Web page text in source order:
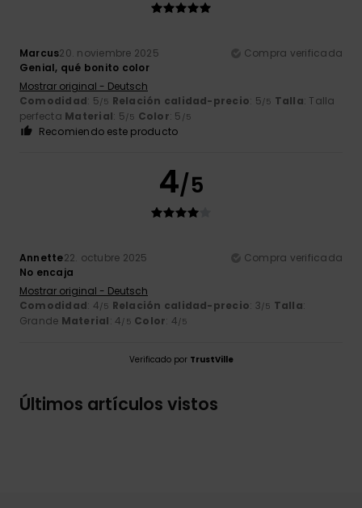
Marcus20. noviembre 2025
Compra verificada
Genial, qué bonito color
Mostrar original - Deutsch
Comodidad: 5/5 Relación calidad-precio: 5/5 Talla: Talla
perfecta Material: 5/5 Color: 5 /5
Recomiendo este producto
4/5
Annette22. octubre 2025
Compra verificada
No encaja
Mostrar original - Deutsch
Comodidad: 4/5 Relación calidad-precio: 3/5 Talla:
Grande Material: 4/5 Color: 4/5
Verificado por TrustVille
Últimos artículos vistos